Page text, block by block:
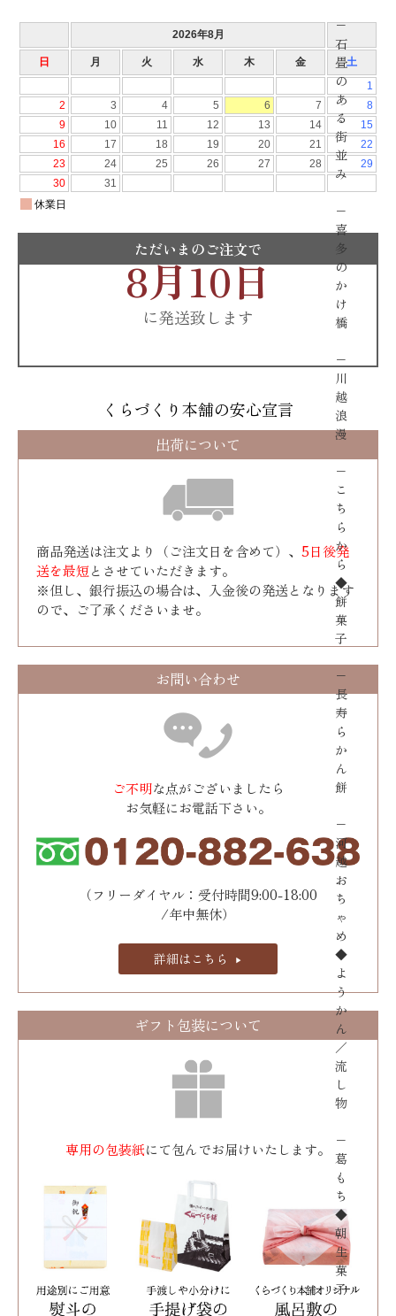
−
石
畳
の
あ
る
街
並
み
−
喜
多
の
か
け
橋
−
川
越
浪
漫
−
こ
ち
ら
か
ら
◆
餅
菓
子
−
長
寿
ら
か
ん
餅
−
河
越
お
ち
ゃ
め
◆
よ
う
か
ん
／
流
し
物
−
葛
も
ち
◆
朝
生
菓
子
ただいまのご注文で
8月10日
に発送致します
くらづくり本舗の安心宣言
出荷について
商品発送は注文より（ご注文日を含めて）、 5日後発
送を最短とさせていただきます。
※但し、銀行振込の場合は、入金後の発送となります
ので、ご了承くださいませ。
お問い合わせ
ご不明な点がございましたら
お気軽にお電話下さい。
（フリーダイヤル：受付時間9:00-18:00
/年中無休）
詳細はこちら
ギフト包装について
専用の包装紙にて包んでお届けいたします。